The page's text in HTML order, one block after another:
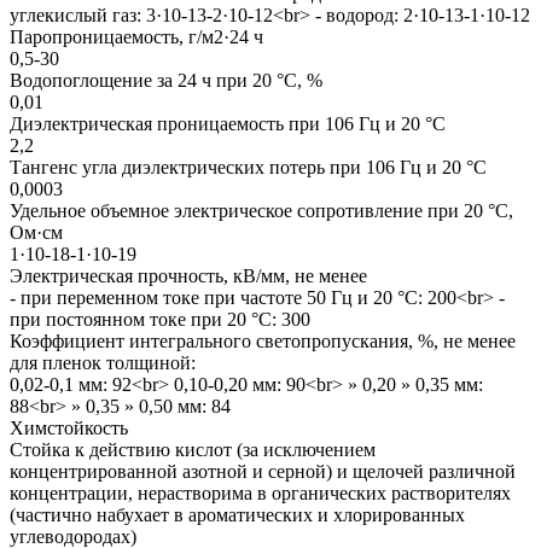
углекислый газ: 3·10-13-2·10-12<br> - водород: 2·10-13-1·10-12
Паропроницаемость, г/м2·24 ч
0,5-30
Водопоглощение за 24 ч при 20 °С, %
0,01
Диэлектрическая проницаемость при 106 Гц и 20 °С
2,2
Тангенс угла диэлектрических потерь при 106 Гц и 20 °С
0,0003
Удельное объемное электрическое сопротивление при 20 °С,
Ом·см
1·10-18-1·10-19
Электрическая прочность, кВ/мм, не менее
- при переменном токе при частоте 50 Гц и 20 °С: 200<br> -
при постоянном токе при 20 °С: 300
Коэффициент интегрального светопропускания, %, не менее
для пленок толщиной:
0,02-0,1 мм: 92<br> 0,10-0,20 мм: 90<br> » 0,20 » 0,35 мм:
88<br> » 0,35 » 0,50 мм: 84
Химстойкость
Стойка к действию кислот (за исключением
концентрированной азотной и серной) и щелочей различной
концентрации, нерастворима в органических растворителях
(частично набухает в ароматических и хлорированных
углеводородах)